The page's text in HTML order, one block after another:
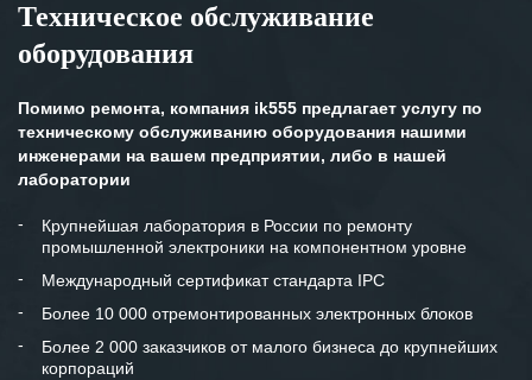
Техническое обслуживание
оборудования
Помимо ремонта, компания ik555 предлагает услугу по
техническому обслуживанию оборудования нашими
инженерами на вашем предприятии, либо в нашей
лаборатории
Крупнейшая лаборатория в России по ремонту
промышленной электроники на компонентном уровне
Международный сертификат стандарта IPC
Более 10 000 отремонтированных электронных блоков
Более 2 000 заказчиков от малого бизнеса до крупнейших
корпораций